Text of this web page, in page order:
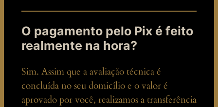
O pagamento pelo Pix é feito
realmente na hora?
Sim. Assim que a avaliação técnica é
concluída no seu domicílio e o valor é
aprovado por você, realizamos a transferência